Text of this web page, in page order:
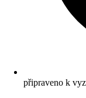
připraveno k